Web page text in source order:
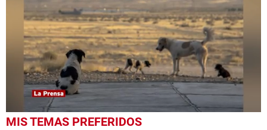
0
seconds
MIS TEMAS PREFERIDOS